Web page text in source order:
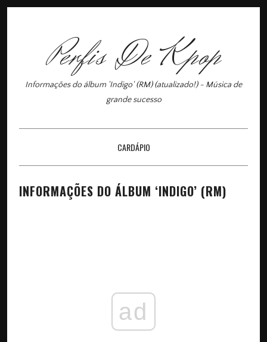
Perfis De Kpop
Informações do álbum 'Indigo' (RM) (atualizado!) - Música de
grande sucesso
CARDÁPIO
×
INFORMAÇÕES DO ÁLBUM ‘INDIGO’ (RM)
ad